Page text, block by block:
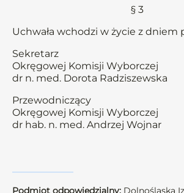
§ 3
Uchwała wchodzi w życie z dniem
Sekretarz
Okręgowej Komisji Wyborczej
dr n. med. Dorota Radziszewska
Przewodniczący
Okręgowej Komisji Wyborczej
dr hab. n. med. Andrzej Wojnar
Podmiot odpowiedzialny: Dolnośląska